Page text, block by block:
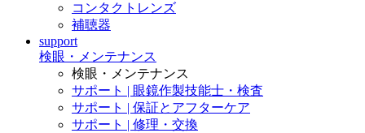
コンタクトレンズ
補聴器
support
検眼・メンテナンス
検眼・メンテナンス
サポート | 眼鏡作製技能士・検査
サポート | 保証とアフターケア
サポート | 修理・交換